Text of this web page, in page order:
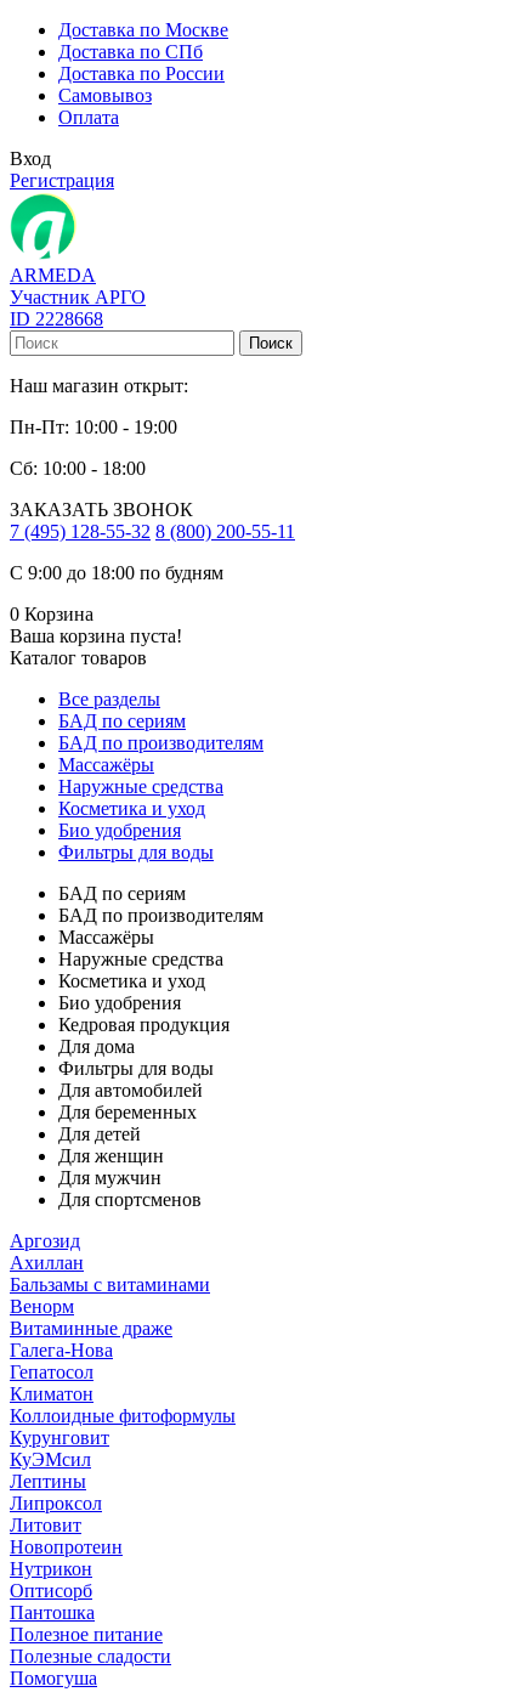
Доставка по Москве
Доставка по СПб
Доставка по России
Самовывоз
Оплата
Вход
Регистрация
ARMEDA
Участник АРГО
ID 2228668
Поиск
Наш магазин открыт:
Пн-Пт: 10:00 - 19:00
Сб: 10:00 - 18:00
ЗАКАЗАТЬ ЗВОНОК
7 (495) 128-55-32 8 (800) 200-55-11
С 9:00 до 18:00 по будням
0 Корзина
Ваша корзина пуста!
Каталог товаров
Все разделы
БАД по сериям
БАД по производителям
Массажёры
Наружные средства
Косметика и уход
Био удобрения
Фильтры для воды
БАД по сериям
БАД по производителям
Массажёры
Наружные средства
Косметика и уход
Био удобрения
Кедровая продукция
Для дома
Фильтры для воды
Для автомобилей
Для беременных
Для детей
Для женщин
Для мужчин
Для спортсменов
Аргозид
Ахиллан
Бальзамы с витаминами
Венорм
Витаминные драже
Галега-Нова
Гепатосол
Климатон
Коллоидные фитоформулы
Курунговит
КуЭМсил
Лептины
Липроксол
Литовит
Новопротеин
Нутрикон
Оптисорб
Пантошка
Полезное питание
Полезные сладости
Помогуша